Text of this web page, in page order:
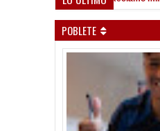
POBLETE